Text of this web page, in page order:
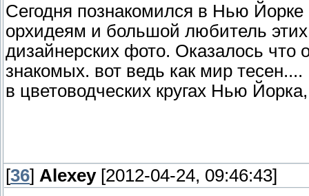
Сегодня познакомился в Нью
орхидеям и большой любитель этих
дизайнерских фото. Оказалось что
знакомых. вот ведь как мир
в цветоводческих кругах Нью
[36] Alexey[2012-04-24, 09:46:43]